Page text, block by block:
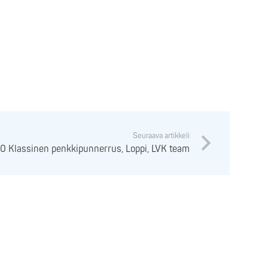
Seuraava artikkeli
Klassinen penkkipunnerrus, Loppi, LVK team